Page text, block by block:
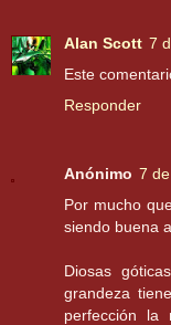
Alan Scott 7
Este
Responder
Anónimo 7
Por mucho
siendo buena
Diosas
grandeza
perfección la